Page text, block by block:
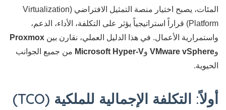
المئات، يصبح اختيار منصة التمثيل الافتراضي (Virtualization
Platform) قراراً استراتيجياً يؤثر على التكلفة، الأداء، الدعم،
واستمرارية الأعمال. في هذا الدليل العملي، نقارن بين Proxmox
وVMware vSphere وMicrosoft Hyper-V من جميع الجوانب
الحيوية.
أولاً: التكلفة الإجمالية للملكية (TCO)